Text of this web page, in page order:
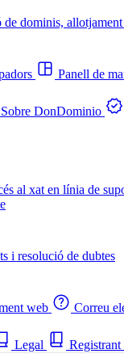
de dominis,
Panell de
Sobre DonDominio
al xat en línia de
i resolució de dubtes
web Correu
Legal Registrant